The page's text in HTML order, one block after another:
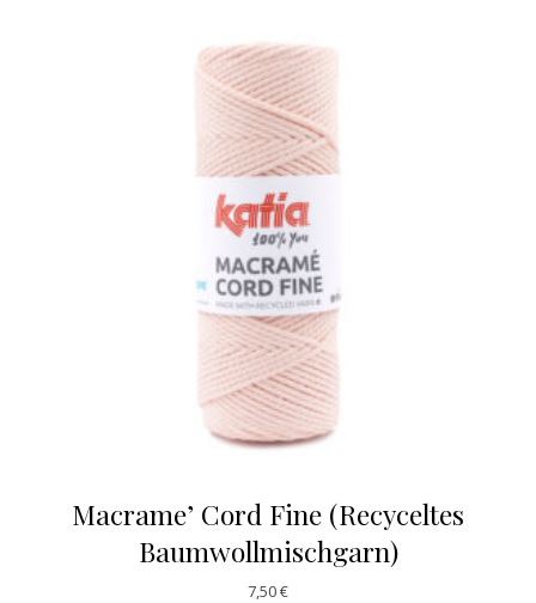
Macrame’ Cord Fine (Recyceltes
Baumwollmischgarn)
7,50€